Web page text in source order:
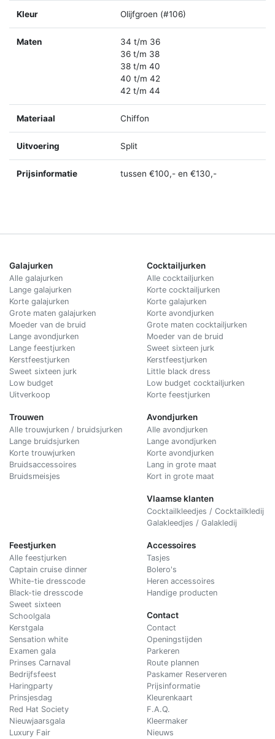
Kleur Olijfgroen (#106)
Maten
34 t/m 36
36 t/m 38
38 t/m 40
40 t/m 42
42 t/m 44
Materiaal Chiffon
Uitvoering Split
Prijsinformatie tussen €100,- en €130,-
Galajurken
Alle galajurken
Lange galajurken
Korte galajurken
Grote maten galajurken
Moeder van de bruid
Lange avondjurken
Lange feestjurken
Kerstfeestjurken
Sweet sixteen jurk
Low budget
Uitverkoop
Trouwen
Alle trouwjurken / bruidsjurken
Lange bruidsjurken
Korte trouwjurken
Bruidsaccessoires
Bruidsmeisjes
Cocktailjurken
Alle cocktailjurken
Korte cocktailjurken
Korte galajurken
Korte avondjurken
Grote maten cocktailjurken
Moeder van de bruid
Sweet sixteen jurk
Kerstfeestjurken
Little black dress
Low budget cocktailjurken
Korte feestjurken
Avondjurken
Alle avondjurken
Lange avondjurken
Korte avondjurken
Lang in grote maat
Kort in grote maat
Vlaamse klanten
Cocktailkleedjes / Cocktailkledij
Galakleedjes / Galakledij
Feestjurken
Alle feestjurken
Captain cruise dinner
White-tie dresscode
Black-tie dresscode
Sweet sixteen
Schoolgala
Kerstgala
Sensation white
Examen gala
Prinses Carnaval
Bedrijfsfeest
Haringparty
Prinsjesdag
Red Hat Society
Nieuwjaarsgala
Luxury Fair
Accessoires
Tasjes
Bolero's
Heren accessoires
Handige producten
Contact
Contact
Openingstijden
Parkeren
Route plannen
Paskamer Reserveren
Prijsinformatie
Kleurenkaart
F.A.Q.
Kleermaker
Nieuws